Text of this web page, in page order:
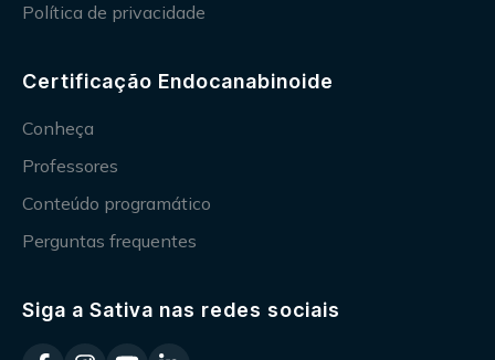
Política de privacidade
Certificação Endocanabinoide
Conheça
Professores
Conteúdo programático
Perguntas frequentes
Siga a Sativa nas redes sociais